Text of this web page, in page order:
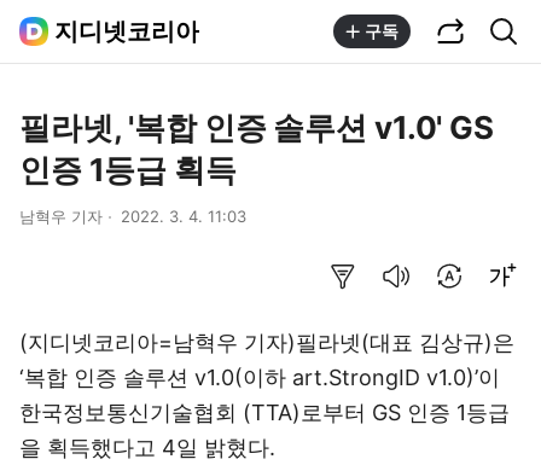
지디넷코리아 구독
필라넷, '복합 인증 솔루션 v1.0' GS
인증 1등급 획득
남혁우 기자 2022. 3. 4. 11:03
(지디넷코리아=남혁우 기자)필라넷(대표 김상규)은
‘복합 인증 솔루션 v1.0(이하 art.StrongID v1.0)’이
한국정보통신기술협회 (TTA)로부터 GS 인증 1등급
을 획득했다고 4일 밝혔다.